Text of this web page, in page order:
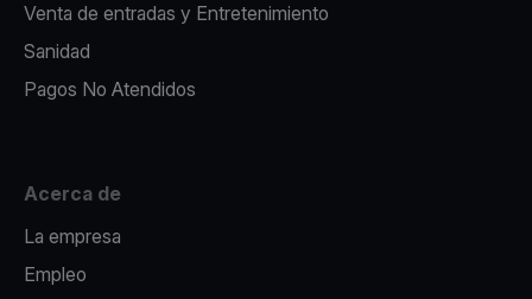
Venta de entradas y Entretenimiento
Sanidad
Pagos No Atendidos
Acerca de
La empresa
Empleo